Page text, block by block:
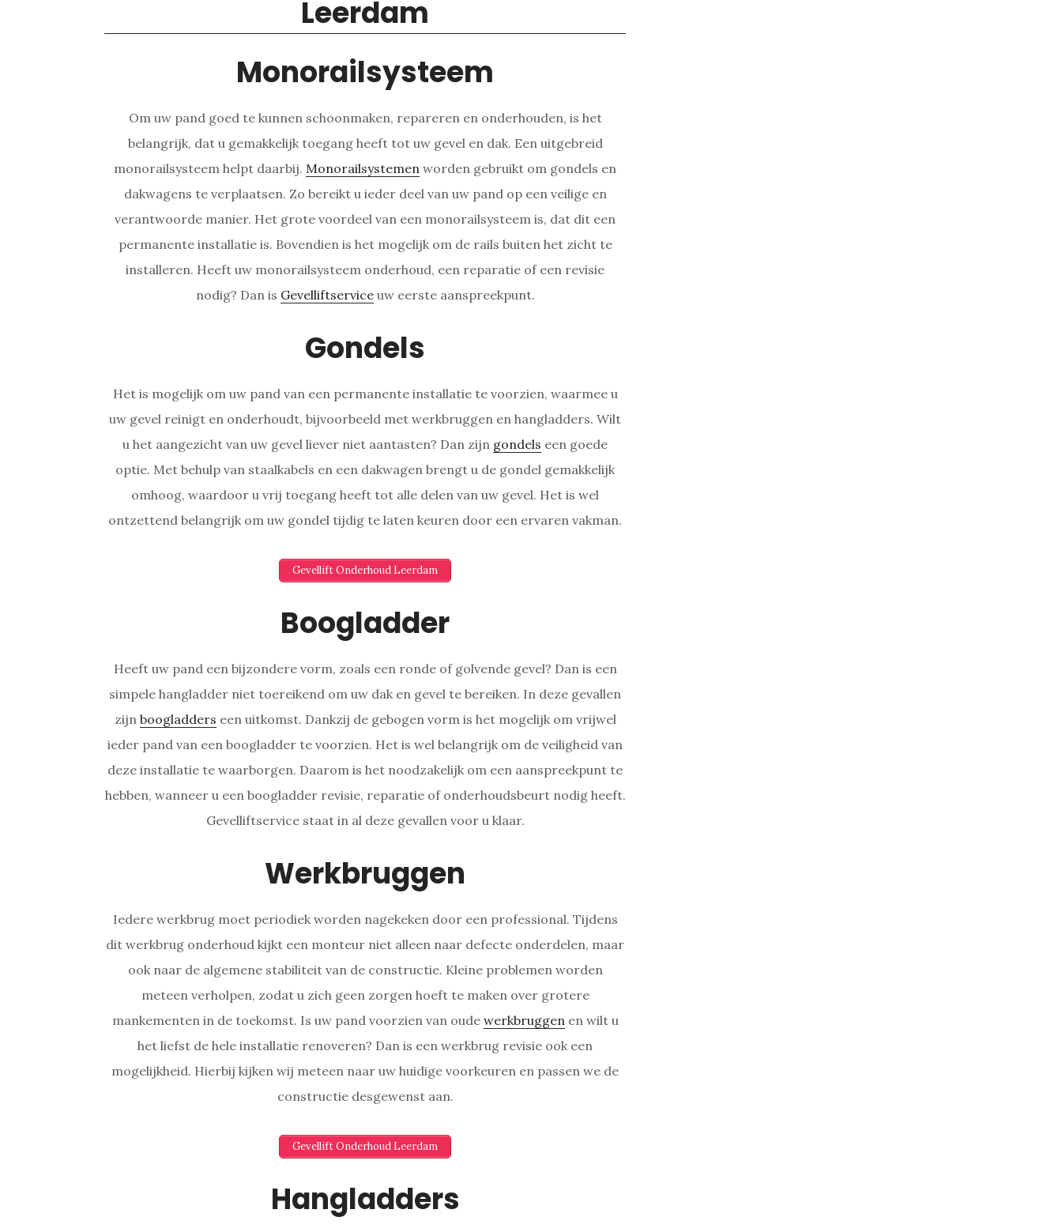
Monorailsysteem
Om uw pand goed te kunnen schoonmaken, repareren en onderhouden, is het
belangrijk, dat u gemakkelijk toegang heeft tot uw gevel en dak. Een uitgebreid
monorailsysteem helpt daarbij. Monorailsystemen worden gebruikt om gondels en
dakwagens te verplaatsen. Zo bereikt u ieder deel van uw pand op een veilige en
verantwoorde manier. Het grote voordeel van een monorailsysteem is, dat dit een
permanente installatie is. Bovendien is het mogelijk om de rails buiten het zicht te
installeren. Heeft uw monorailsysteem onderhoud, een reparatie of een revisie
nodig? Dan is Gevelliftserviceuw eerste aanspreekpunt.
Gondels
Het is mogelijk om uw pand van een permanente installatie te voorzien, waarmee u
uw gevel reinigt en onderhoudt, bijvoorbeeld met werkbruggen en hangladders. Wilt
u het aangezicht van uw gevel liever niet aantasten? Dan zijn gondels een goede
optie. Met behulp van staalkabels en een dakwagen brengt u de gondel gemakkelijk
omhoog, waardoor u vrij toegang heeft tot alle delen van uw gevel. Het is wel
ontzettend belangrijk om uw gondel tijdig te laten keuren door een ervaren vakman.
Gevellift Onderhoud Leerdam
Boogladder
Heeft uw pand een bijzondere vorm, zoals een ronde of golvende gevel? Dan is een
simpele hangladder niet toereikend om uw dak en gevel te bereiken. In deze gevallen
zijn boogladders een uitkomst. Dankzij de gebogen vorm is het mogelijk om vrijwel
ieder pand van een boogladder te voorzien. Het is wel belangrijk om de veiligheid van
deze installatie te waarborgen. Daarom is het noodzakelijk om een aanspreekpunt te
hebben, wanneer u een boogladder revisie, reparatie of onderhoudsbeurt nodig heeft.
Gevelliftservice staat in al deze gevallen voor u klaar.
Werkbruggen
Iedere werkbrug moet periodiek worden nagekeken door een professional. Tijdens
dit werkbrug onderhoud kijkt een monteur niet alleen naar defecte onderdelen, maar
ook naar de algemene stabiliteit van de constructie. Kleine problemen worden
meteen verholpen, zodat u zich geen zorgen hoeft te maken over grotere
mankementen in de toekomst. Is uw pand voorzien van oude werkbruggenen wilt u
het liefst de hele installatie renoveren? Dan is een werkbrug revisie ook een
mogelijkheid. Hierbij kijken wij meteen naar uw huidige voorkeuren en passen we de
constructie desgewenst aan.
Gevellift Onderhoud Leerdam
Hangladders